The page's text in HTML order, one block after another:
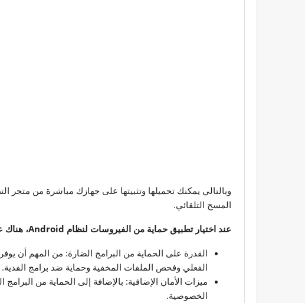
وبالتالي يمكنك تحميلها وتثبيتها على جهازك مباشرة من متجر
المسح التلقائي.
عند اختيار تطبيق حماية من الفيروسات لنظام Android، هناك عدة عوامل يجب مراعاتها:
القدرة على الحماية من البرامج الضارة: من المهم أن
الفعلي وفحص الملفات المخفية وحماية ضد برامج الفدية.
ميزات الأمان الإضافية: بالإضافة إلى الحماية من
الخصوصية.